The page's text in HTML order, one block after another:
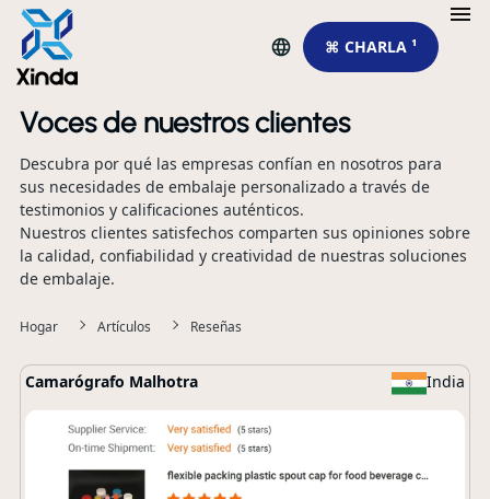
⌘ CHARLA ¹
Voces de nuestros clientes
Descubra por qué las empresas confían en nosotros para
sus necesidades de embalaje personalizado a través de
testimonios y calificaciones auténticos.
Nuestros clientes satisfechos comparten sus opiniones sobre
la calidad, confiabilidad y creatividad de nuestras soluciones
de embalaje.
Hogar Artículos Reseñas
Camarógrafo Malhotra India